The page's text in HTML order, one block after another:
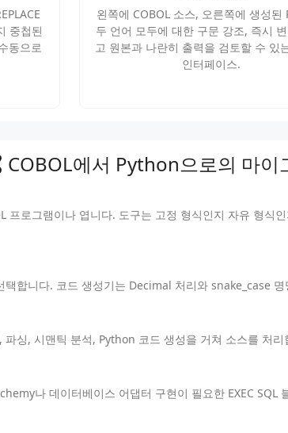
중첩된
동으로
왼쪽에 COBOL 소스, 오른쪽에 생성된
두 언어 모두에 대한 구문 강조, 즉시
고 원본과 나란히 출력을 검토할 수 있
인터페이스.
COBOL에서 Python으로의 마이
프로그램이나 엽니다. 도구는 고정 형식인지 자유 형식
합니다. 코드 생성기는 Decimal 처리와 snake_case
싱, 시맨틱 분석, Python 코드 생성을 거쳐 소스를 처
나 데이터베이스 어댑터 구현이 필요한 EXEC